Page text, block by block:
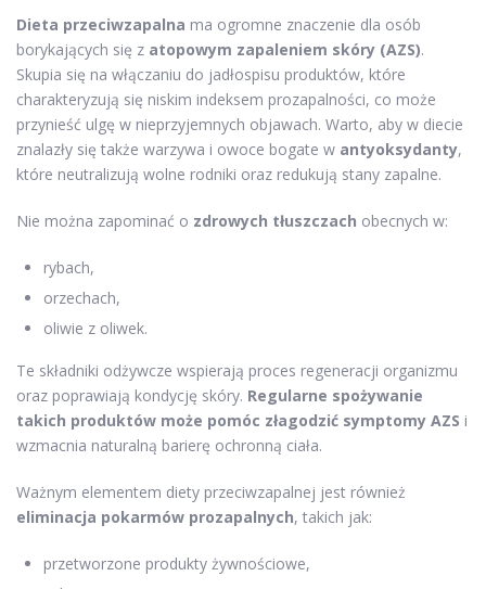
Dieta przeciwzapalna ma ogromne znaczenie dla osób
borykających się z atopowym zapaleniem skóry (AZS).
Skupia się na włączaniu do jadłospisu produktów, które
charakteryzują się niskim indeksem prozapalności, co może
przynieść ulgę w nieprzyjemnych objawach. Warto, aby w diecie
znalazły się także warzywa i owoce bogate w antyoksydanty,
które neutralizują wolne rodniki oraz redukują stany zapalne.
Nie można zapominać o zdrowych tłuszczach obecnych w:
rybach,
orzechach,
oliwie z oliwek.
Te składniki odżywcze wspierają proces regeneracji organizmu
oraz poprawiają kondycję skóry. Regularne spożywanie
takich produktów może pomóc złagodzić symptomy AZS i
wzmacnia naturalną barierę ochronną ciała.
Ważnym elementem diety przeciwzapalnej jest również
eliminacja pokarmów prozapalnych, takich jak:
przetworzone produkty żywnościowe,